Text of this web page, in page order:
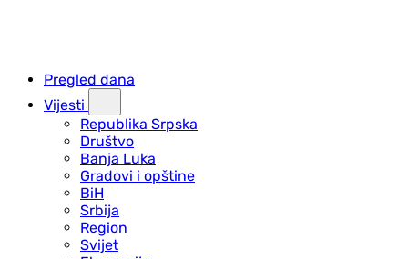
Pregled dana
Vijesti
Republika Srpska
Društvo
Banja Luka
Gradovi i opštine
BiH
Srbija
Region
Svijet